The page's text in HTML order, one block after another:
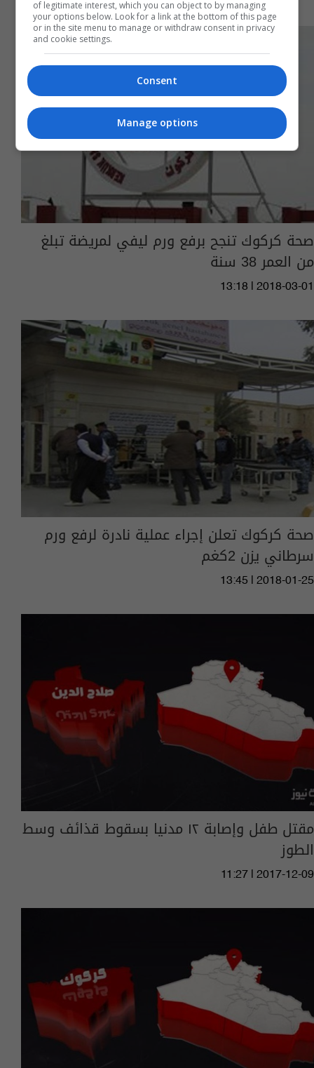
صحة كركوك تنجح برفع ورم ليفي لمريضة تبلغ
من العمر 38 سنة
13:18 | 2018-03-01
صحة كركوك تعلن إجراء عملية نادرة لرفع ورم
سرطاني يزن 2كغم
13:45 | 2018-01-25
مقتل طفل وإصابة ١٢ مدنيا بسقوط قذائف وسط
الطوز
11:27 | 2017-12-09
of legitimate interest, which you can object to by managing
your options below. Look for a link at the bottom of this page
or in the site menu to manage or withdraw consent in privacy
and cookie settings.
Consent
Manage options